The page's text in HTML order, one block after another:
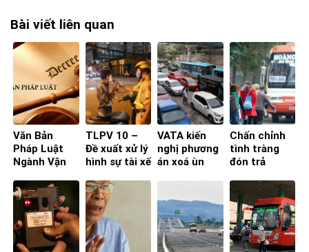
Bài viết liên quan
Văn Bản
Pháp Luật
Ngành Vận
TLPV 10 –
Đề xuất xử lý
hình sự tài xế
cồn mức
cao: Các
chuyên gia
nói gì?
VATA kiến
nghị phương
án xoá ùn
năm
Chấn chỉnh
tình tràng
đón trả
mất trật tự
ATGT ở
TPHCM